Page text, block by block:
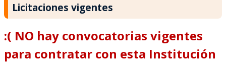
Licitaciones vigentes
:( NO hay convocatorias vigentes
para contratar con esta Institución